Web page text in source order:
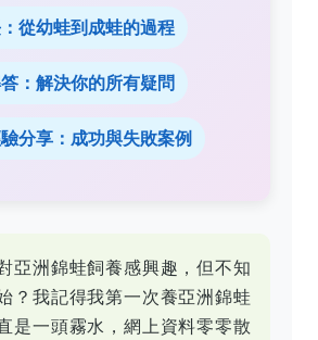
從幼蛙到成蛙的過程
：解決你的所有疑問
分享：成功與失敗案例
亞洲錦蛙飼養感興趣，但不知
？我記得我第一次養亞洲錦蛙
是一頭霧水，網上資料零零散